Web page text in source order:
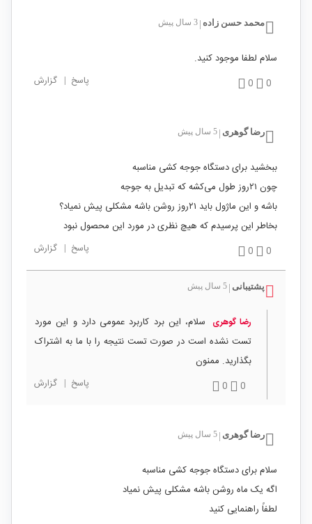
محمد حسن زاده 3 سال پیش
سلام لطفا موجود کنید.
0
0 پاسخ | گزارش
رضا گوهری 5 سال پیش
ببخشید برای دستگاه جوجه کشی مناسبه
چون ۲۱روز طول می‌کشه که تبدیل به جوجه
باشه و این ماژول باید ۲۱روز روشن باشه مشکلی پیش نمیاد؟
بخاطر این پرسیدم که هیچ نظری در مورد این محصول نبود
0
0 پاسخ | گزارش
پشتیبانی 5 سال پیش
رضا گوهری سلام، این برد کاربرد عمومی دارد و این مورد
تست نشده است در صورت تست نتیجه را با ما به اشتراک
بگذارید. ممنون
0
0 پاسخ | گزارش
رضا گوهری 5 سال پیش
سلام برای دستگاه جوجه کشی مناسبه
اگه یک ماه روشن باشه مشکلی پیش نمیاد
لطفاً راهنمایی کنید